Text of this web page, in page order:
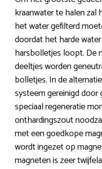
kraanwater te halen zal
het water gefilterd
doordat het harde
harsbolletjes loopt. De
deeltjes worden
bolletjes. In de
systeem gereinigd
speciaal regeneratie
onthardingszout
met een goedkope
wordt ingezet op
magneten is zeer